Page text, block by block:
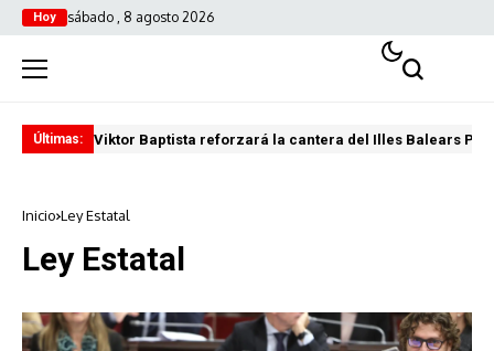
Hoy sábado , 8 agosto 2026
Últimas: Viktor Baptista reforzará la cantera del Illes Balears
Inicio Ley Estatal
Ley Estatal